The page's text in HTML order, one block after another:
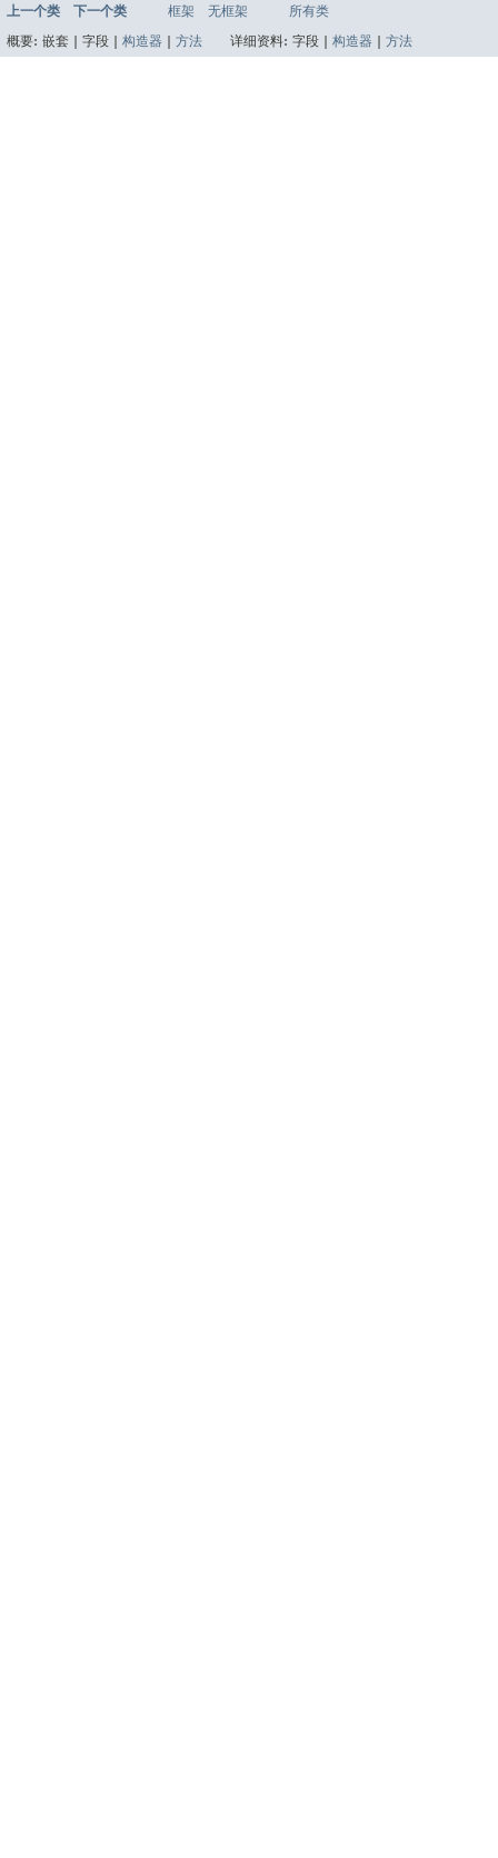
上一个类 下一个类 框架 无框架
所有类
概要: 嵌套 | 字段 | 构造器 方法 详细资料: 字段 | 构造器 方法